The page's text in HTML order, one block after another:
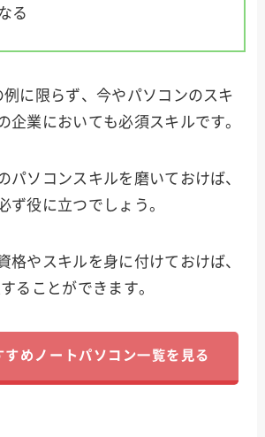
る
に限らず、今やパソコンのスキ
企業においても必須スキルです。
パソコンスキルを磨いておけば、
ず役に立つでしょう。
格やスキルを身に付けておけば、
ることができます。
すめノートパソコン一覧を見る